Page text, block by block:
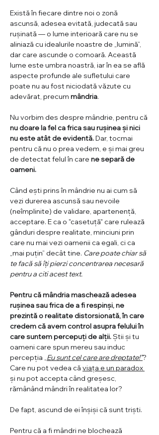
Există în fiecare dintre noi o zonă
ascunsă, adesea evitată, judecată sau
rușinată — o lume interioară care nu se
aliniază cu idealurile noastre de „lumină”,
dar care ascunde o comoară. Această
lume este umbra noastră, iar în ea se află
aspecte profunde ale sufletului care
poate nu au fost niciodată văzute cu
adevărat, precum mândria.
Nu vorbim des despre mândrie, pentru că
nu doare la fel ca frica sau rușinea și nici
nu este atât de evidentă. Dar, tocmai
pentru că nu o prea vedem, e și mai greu
de detectat felul în care ne separă de
oameni.
Când ești prins în mândrie nu ai cum să
vezi durerea ascunsă sau nevoile
(neîmplinite) de validare, apartenență,
acceptare. E ca o "casetuță" care rulează
gânduri despre realitate, minciuni prin
care nu mai vezi oamenii ca egali, ci ca
„mai puțin” decât tine. Care poate chiar să
te facă să îți pierzi concentrarea necesară
pentru a citi acest text.
Pentru că mândria maschează adesea
rușinea sau frica de a fi respinși, ne
prezintă o realitate distorsionată, în care
credem că avem control asupra felului în
care suntem percepuți de alții. Știi și tu
oameni care spun mereu sau induc
percepția „Eu sunt cel care are dreptate!”?
Care nu pot vedea că viața e un paradox
și nu pot accepta când greșesc,
rămânând mândri în realitatea lor?
De fapt, ascund de ei înșiși că sunt triști.
Pentru că a fi mândri ne blochează